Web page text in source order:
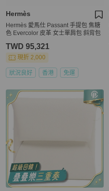
Hermès
Hermès 愛馬仕 Passant 手提包 焦糖
色 Evercolor 皮革 女士單肩包 斜背包
TWD 95,321
現折 2,000
狀況良好 香港 免運